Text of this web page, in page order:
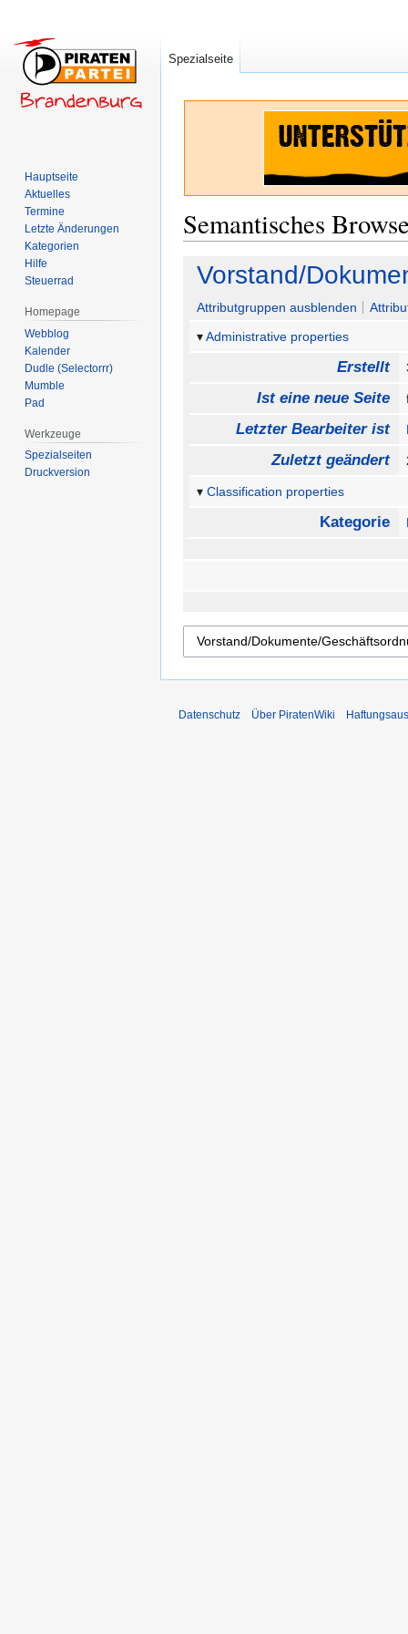
Semantisches
Zur
Navigation
springen
Zur
Suche
springen
Vorstand/
Attributgruppen ausblenden
Administrative properties
Erstellt
Ist eine neue Seite
Letzter Bearbeiter ist
Zuletzt geändert
Classification properties
Kategorie
Spezialseite
Hauptseite
Aktuelles
Termine
Letzte Änderungen
Kategorien
Hilfe
Steuerrad
Homepage
Webblog
Kalender
Dudle (Selectorrr)
Mumble
Pad
Werkzeuge
Spezialseiten
Druckversion
Datenschutz Über PiratenWiki